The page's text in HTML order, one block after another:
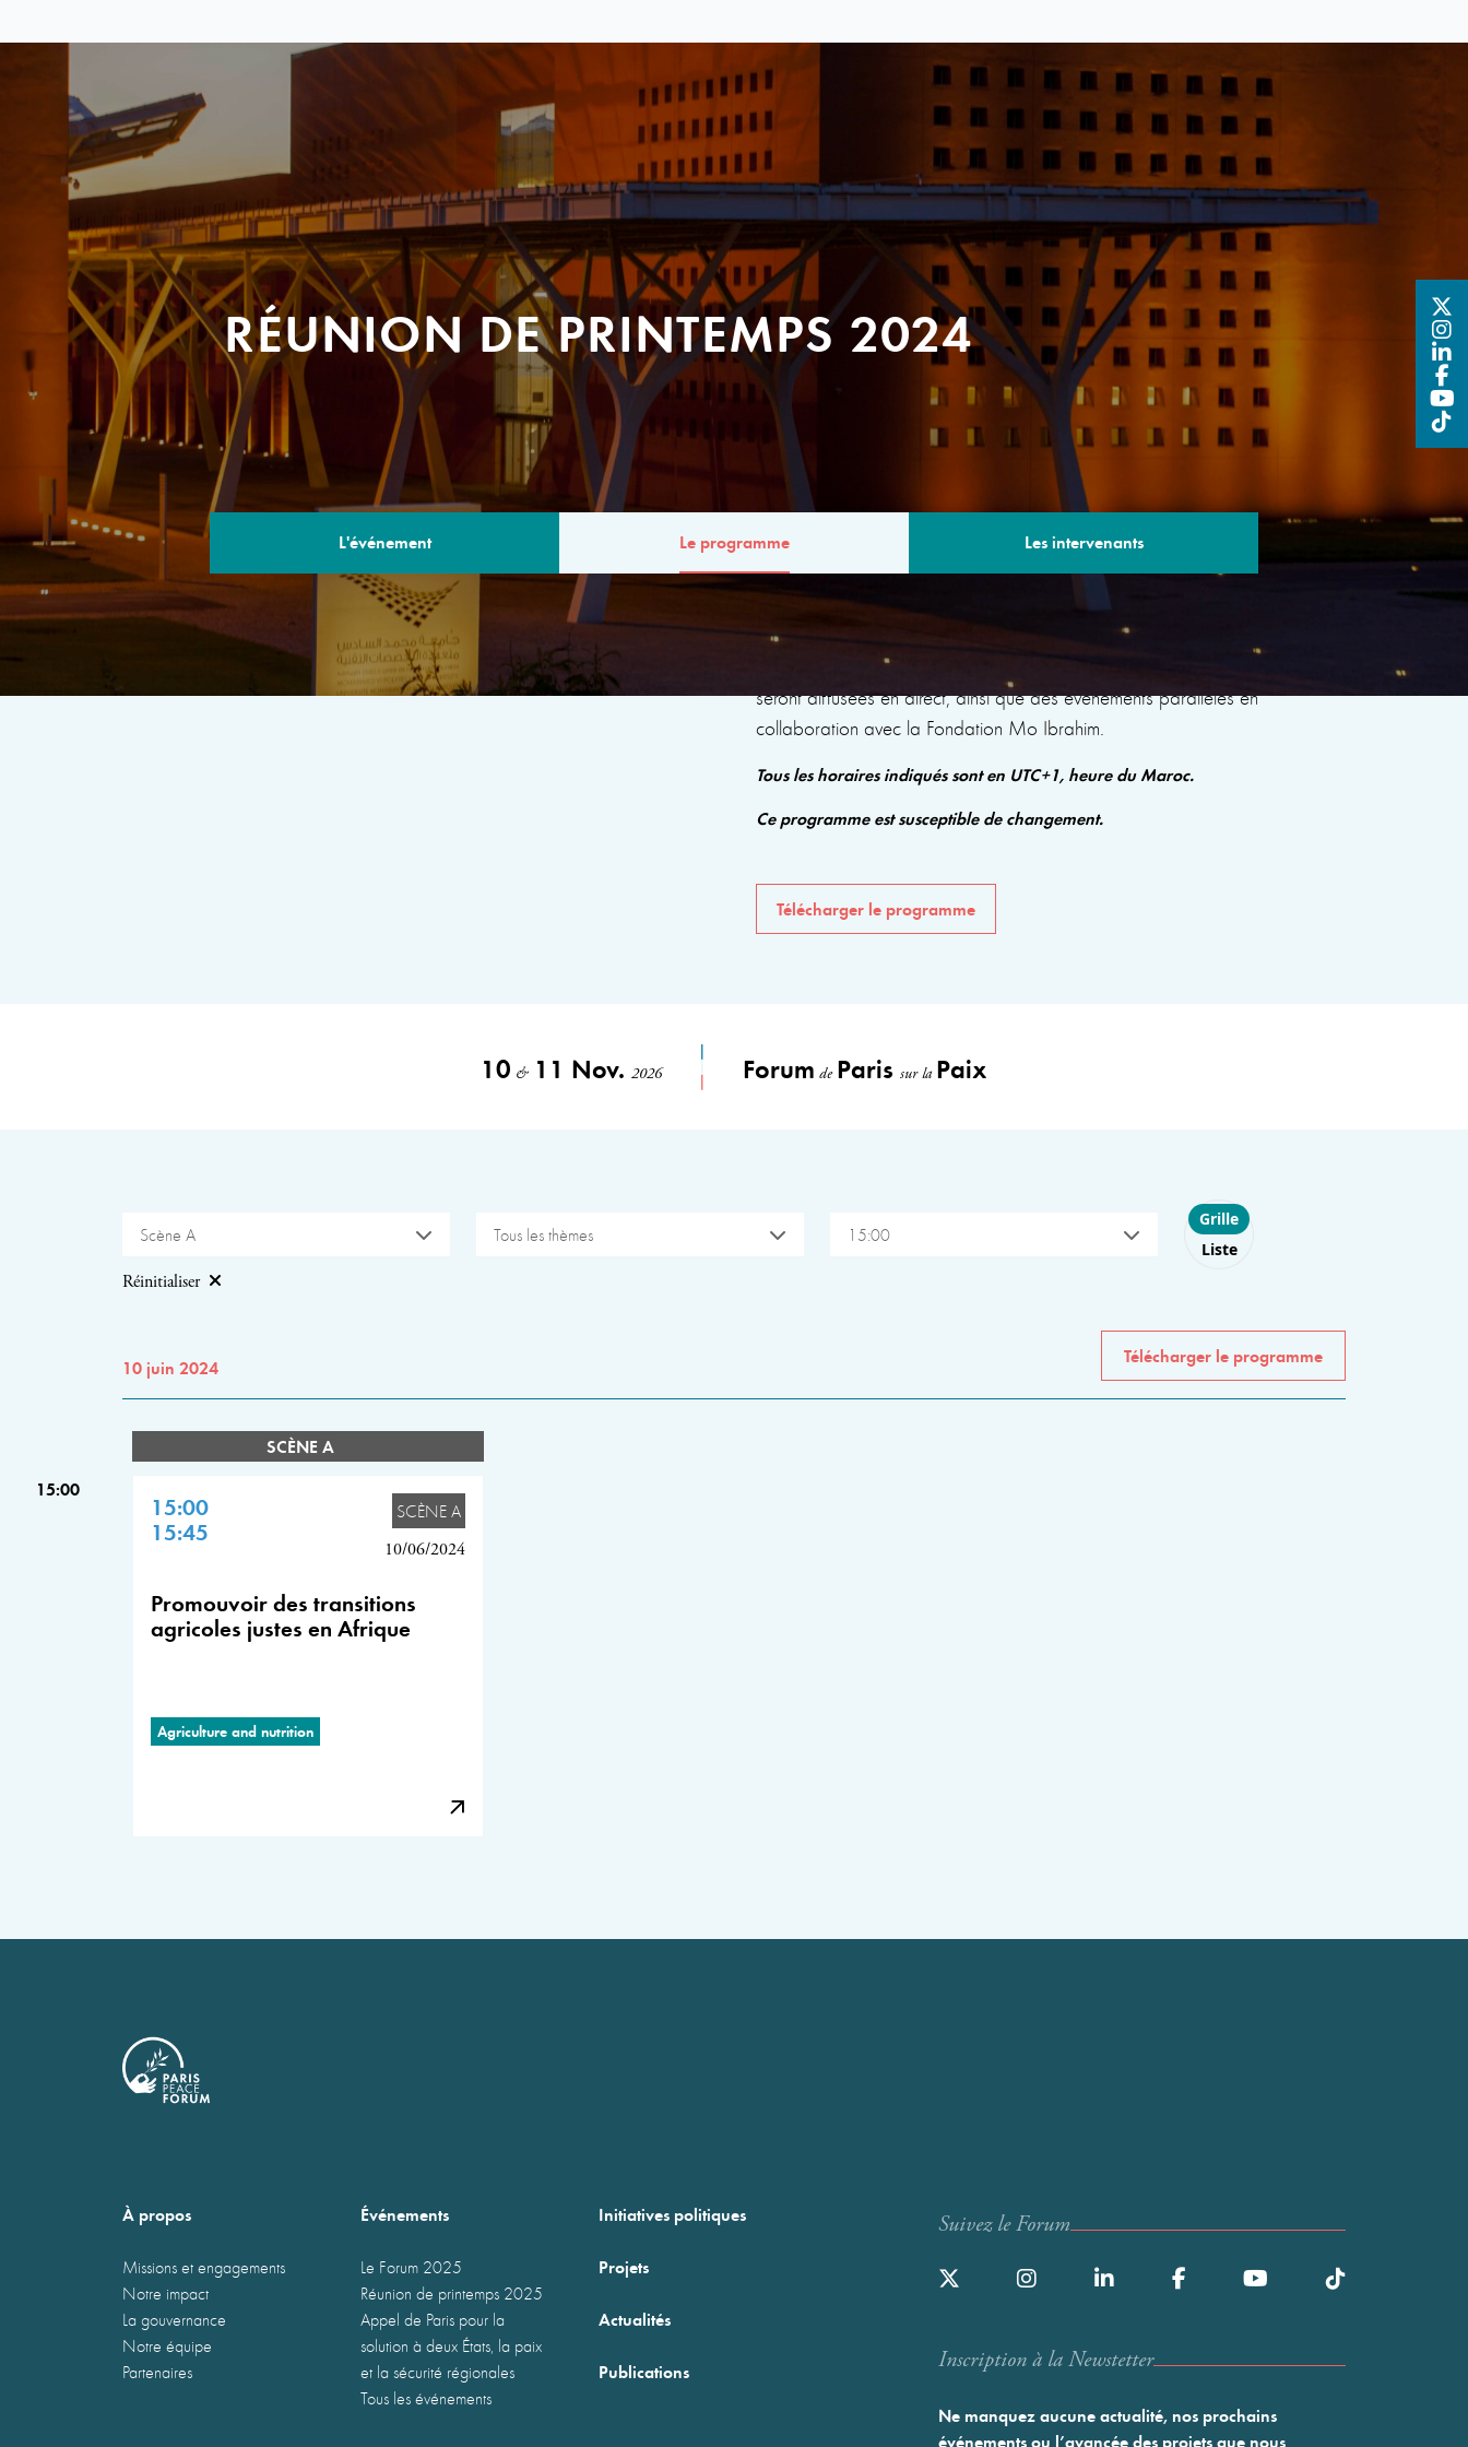
RÉUNION DE PRINTEMPS 2024
L'événement Le programme Les intervenants
LE PROGRAMME
Le programme comprendra des sessions avec des experts renommés qui
seront diffusées en direct, ainsi que des événements parallèles en
collaboration avec la Fondation Mo Ibrahim.
Tous les horaires indiqués sont en UTC+1, heure du Maroc.
Ce programme est susceptible de changement.
Télécharger le programme
10 &11 Nov. 2026 Forum de Paris sur la Paix
Scène A Tous les thèmes 15:00
Choose layout
Grille
Liste
Réinitialiser
10 juin 2024
Télécharger le programme
SCÈNE A
15:00
15:00
15:45
SCÈNE A
10/06/2024
Promouvoir des transitions
agricoles justes en Afrique
Agriculture and nutrition
À propos
Missions et engagements
Notre impact
La gouvernance
Notre équipe
Partenaires
Événements
Le Forum 2025
Réunion de printemps 2025
Appel de Paris pour la
solution à deux États, la paix
et la sécurité régionales
Tous les événements
Initiatives politiques
Projets
Actualités
Publications
Suivez le Forum
Inscription à la Newstetter
Ne manquez aucune actualité, nos prochains
événements ou l’avancée des projets que nous